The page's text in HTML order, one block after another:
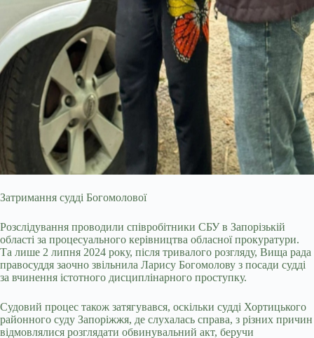
Затримання судді Богомолової
Розслідування проводили співробітники СБУ в Запорізькій
області за процесуального керівництва обласної прокуратури.
Та лише 2 липня 2024 року, після тривалого розгляду, Вища рада
правосуддя заочно звільнила Ларису Богомолову з посади судді
за вчинення істотного дисциплінарного проступку.
Судовий процес також затягувався, оскільки судді Хортицького
районного суду Запоріжжя, де слухалась справа, з різних причин
відмовлялися розглядати обвинувальний акт, беручи